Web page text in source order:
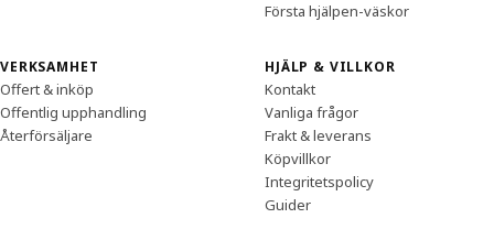
Första hjälpen-väskor
VERKSAMHET
Offert & inköp
Offentlig upphandling
Återförsäljare
HJÄLP & VILLKOR
Kontakt
Vanliga frågor
Frakt & leverans
Köpvillkor
Integritetspolicy
Guider